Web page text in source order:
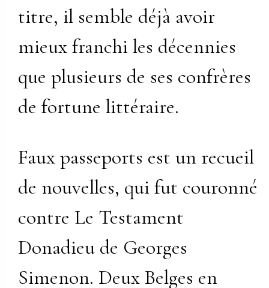
titre, il semble déjà avoir
mieux franchi les décennies
que plusieurs de ses confrères
de fortune littéraire.
Faux passeports est un recueil
de nouvelles, qui fut couronné
contre Le Testament
Donadieu de Georges
Simenon. Deux Belges en